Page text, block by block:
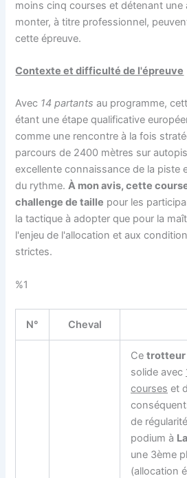
moins cinq courses et détenant une
monter, à titre professionnel,
cette épreuve.
Contexte et difficulté de l'épreuve
Avec 14 partants au programme,
étant une étape qualificative
comme une rencontre à la fois
parcours de 2400 mètres sur
excellente connaissance de la piste
du rythme.À mon avis, cette
challenge de taille pour les
la tactique à adopter que pour la
l'enjeu de l'allocation et aux
strictes.
%1
N° Cheval
Cetrotteur
solide avec
courses et
de
podium à
une 3ème
(allocation